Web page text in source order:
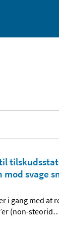
mod svage
i gang med at
(non-steorid